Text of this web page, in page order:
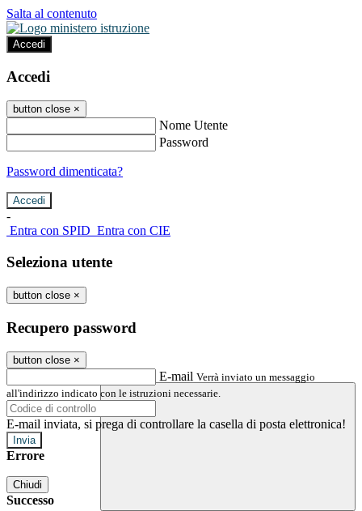
Salta al contenuto
Accedi
Accedi
button close ×
Nome Utente
Password
Password dimenticata?
-
Entra con SPID Entra con CIE
Seleziona utente
button close ×
Recupero password
button close ×
E-mail Verrà inviato un messaggio
all'indirizzo indicato con le istruzioni necessarie.
E-mail inviata, si prega di controllare la casella di posta elettronica!
Errore
Chiudi
Successo